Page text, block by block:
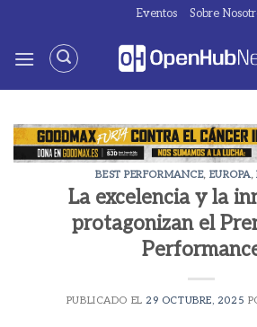
contenido
Eventos Sobre
BEST PERFORMANCE, EUROPA,
La excelencia y la
protagonizan el
PUBLICADO EL29 OCTUBRE, 2025